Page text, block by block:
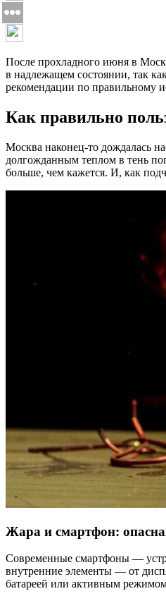
После прохладного июня в
в надлежащем состоянии, так
рекомендации по правильному
Как правильно
Москва наконец-то дождалась
долгожданным теплом в тень
больше, чем кажется. И, как
Жара и смартфон:
Современные смартфоны —
внутренние элементы — от
батареей или активным